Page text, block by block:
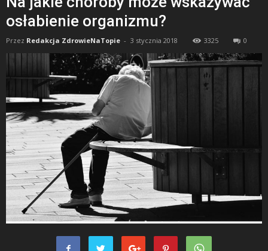
osłabienie organizmu?
Przez Redakcja ZdrowieNaTopie - 3 stycznia 2018 3325 0